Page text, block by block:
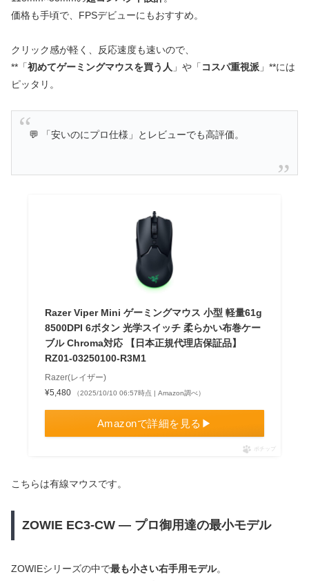
価格も手頃で、FPSデビューにもおすすめ。
クリック感が軽く、反応速度も速いので、
**「初めてゲーミングマウスを買う人 」や「 コスパ重視派 」**には
ピッタリ。
💬 「安いのにプロ仕様」とレビューでも高評価。
Razer Viper Mini ゲーミングマウス 小型 軽量61g
8500DPI 6ボタン 光学スイッチ 柔らかい布巻ケー
ブル Chroma対応 【日本正規代理店保証品】
RZ01-03250100-R3M1
Razer(レイザー)
¥5,480
（2025/10/10 06:57時点 | Amazon調べ）
Amazonで詳細を見る▶
ポチップ
こちらは有線マウスです。
ZOWIE EC3-CW — プロ御用達の最小モデル
ZOWIEシリーズの中で最も小さい右手用モデル。